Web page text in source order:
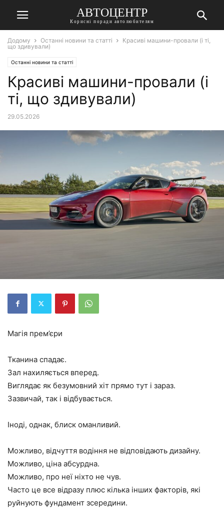
АВТОЦЕНТР
Корисні поради автолюбителям
Додому Останні новини та статті
Красиві машини-провали (і ті,
що здивували)
Останні новини та статті
Красиві машини-провали (і
ті, що здивували)
29.05.2026
Магія прем’єри
Тканина спадає.
Зал нахиляється вперед.
Виглядає як безумовний хіт прямо тут і зараз.
Зазвичай, так і відбувається.
Іноді, однак, блиск оманливий.
Можливо, відчуття водіння не відповідають дизайну.
Можливо, ціна абсурдна.
Можливо, про неї ніхто не чув.
Часто це все відразу плюс кілька інших факторів, які
руйнують фундамент зсередини.